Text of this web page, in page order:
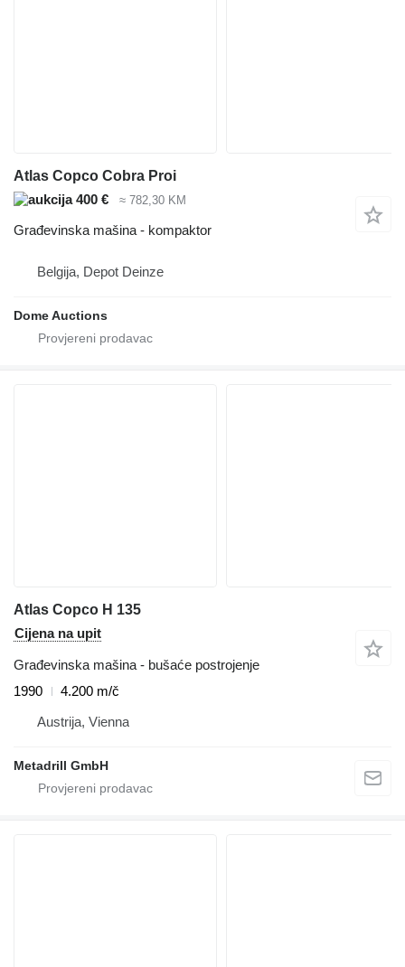
Atlas Copco Cobra Proi
400 €
≈ 782,30 KM
Građevinska mašina - kompaktor
Belgija, Depot Deinze
Dome Auctions
Atlas Copco H 135
Cijena na upit
Građevinska mašina - bušaće postrojenje
1990
4.200 m/č
Austrija, Vienna
Metadrill GmbH